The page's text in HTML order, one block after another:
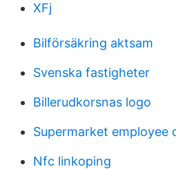
XFj
Bilförsäkring aktsam
Svenska fastigheter
Billerudkorsnas logo
Supermarket employee
Nfc linkoping